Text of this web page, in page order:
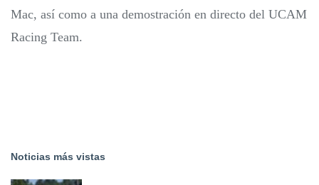
Mac, así como a una demostración en directo del UCAM
Racing Team.
Noticias más vistas